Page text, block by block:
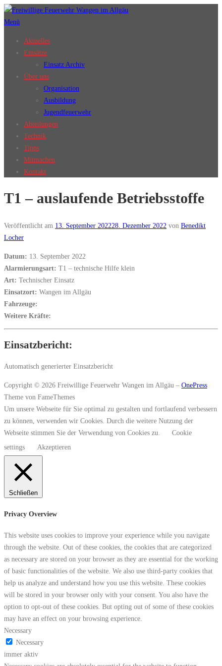
Zum
Inhalt
Menü
Aktuelles
Einsätze
Einsatz Archiv
Über uns
Organisation
Ausbildung
Jugendfeuerwehr
Abteilungen
Technik
Tipps
Mitmachen
Kontakt
T1 – auslaufende Betriebsstoffe
Veröffentlicht am 13. September 202228. Dezember 2022 von Benedikt
Locher
Datum: 13. September 2022
Alarmierungsart: T1 – technische Hilfe klein
Art: Technischer Einsatz
Einsatzort: Wangen im Allgäu
Fahrzeuge:
Weitere Kräfte:
Einsatzbericht:
Automatisch generierter Einsatzbericht
Copyright © 2026 Freiwillige Feuerwehr Wangen im Allgäu – OnePress
Theme von FameThemes
Um unsere Webseite für Sie optimal zu gestalten und fortlaufend verbessern
zu können, verwenden wir Cookies. Durch die weitere Nutzung der
Webseite stimmen Sie der Verwendung von Cookies zu.
Cookie
settings
Akzeptieren
Schließen
Privacy Overview
This website uses cookies to improve your experience while you navigate
through the website. Out of these cookies, the cookies that are categorized
as necessary are stored on your browser as they are essential for the working
of basic functionalities of the website. We also use third-party cookies that
help us analyze and understand how you use this website. These cookies
will be stored in your browser only with your consent. You also have the
option to opt-out of these cookies. But opting out of some of these cookies
may have an effect on your browsing experience.
Necessary
Necessary
immer aktiv